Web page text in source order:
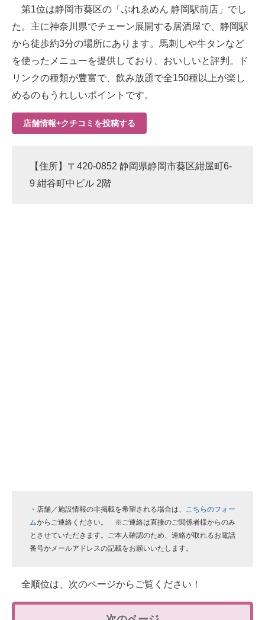
第1位は静岡市葵区の「ぶれゑめん 静岡駅前店」でし
た。主に神奈川県でチェーン展開する居酒屋で、静岡駅
から徒歩約3分の場所にあります。馬刺しや牛タンなど
を使ったメニューを提供しており、おいしいと評判。ド
リンクの種類が豊富で、飲み放題で全150種以上が楽し
めるのもうれしいポイントです。
店舗情報+クチコミを投稿する
【住所】〒420-0852 静岡県静岡市葵区紺屋町6-
9 紺谷町中ビル 2階
・店舗／施設情報の非掲載を希望される場合は、 こちらのフォー
ムからご連絡ください。 ※ご連絡は直接のご関係者様からのみ
とさせていただきます。ご本人確認のため、連絡が取れるお電話
番号かメールアドレスの記載をお願いいたします。
全順位は、次のページからご覧ください！